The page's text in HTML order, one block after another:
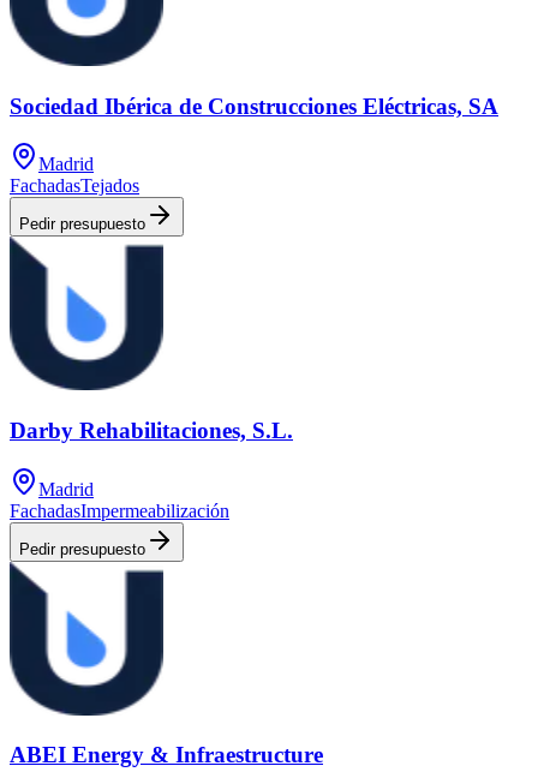
Sociedad Ibérica de Construcciones Eléctricas, SA
Madrid
FachadasTejados
Pedir presupuesto
Darby Rehabilitaciones, S.L.
Madrid
FachadasImpermeabilización
Pedir presupuesto
ABEI Energy & Infraestructure